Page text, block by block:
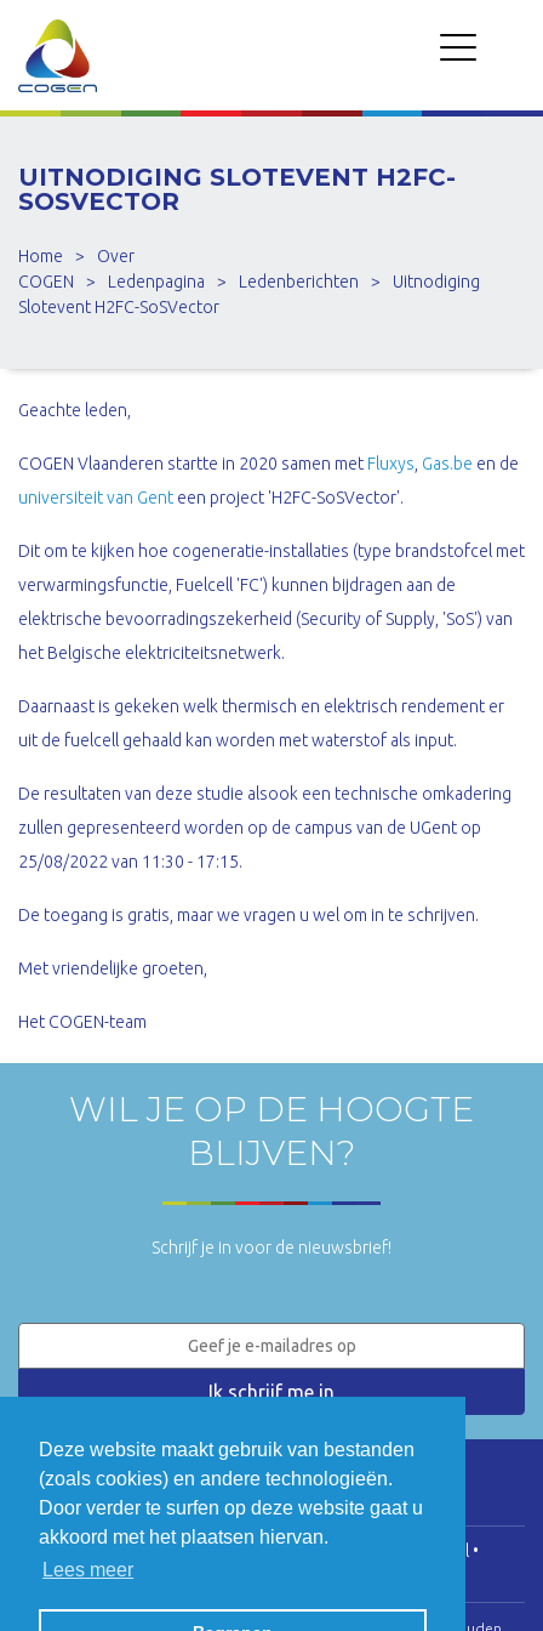
Deze website maakt gebruik van bestanden
(zoals cookies) en andere technologieën.
Door verder te surfen op deze website gaat u
akkoord met het plaatsen hiervan.
Lees meer
UITNODIGING SLOTEVENT H2FC-
SOSVECTOR
Home >
Over
COGEN
> Ledenpagina > Ledenberichten >
Uitnodiging
Slotevent H2FC-SoSVector
Geachte leden,
COGEN Vlaanderen startte in 2020 samen met Fluxys Gas.be en de
universiteit van Gent een project 'H2FC-SoSVector'.
Dit om te kijken hoe cogeneratie-installaties (type brandstofcel met
verwarmingsfunctie, Fuelcell 'FC') kunnen bijdragen aan de
elektrische bevoorradingszekerheid (Security of Supply, 'SoS') van
het Belgische elektriciteitsnetwerk.
Daarnaast is gekeken welk thermisch en elektrisch rendement er
uit de fuelcell gehaald kan worden met waterstof als input.
De resultaten van deze studie alsook een technische omkadering
zullen gepresenteerd worden op de campus van de UGent op
25/08/2022 van 11:30 - 17:15.
De toegang is gratis, maar we vragen u wel om in te schrijven.
Met vriendelijke groeten,
Het COGEN-team
WIL JE OP DE HOOGTE
BLIJVEN?
Schrijf je in voor de nieuwsbrief!
LinkedIn Twitter
COGEN Vlaanderen • Koningsstraat 146, 1000 Brussel •
info@cogenvlaanderen.be